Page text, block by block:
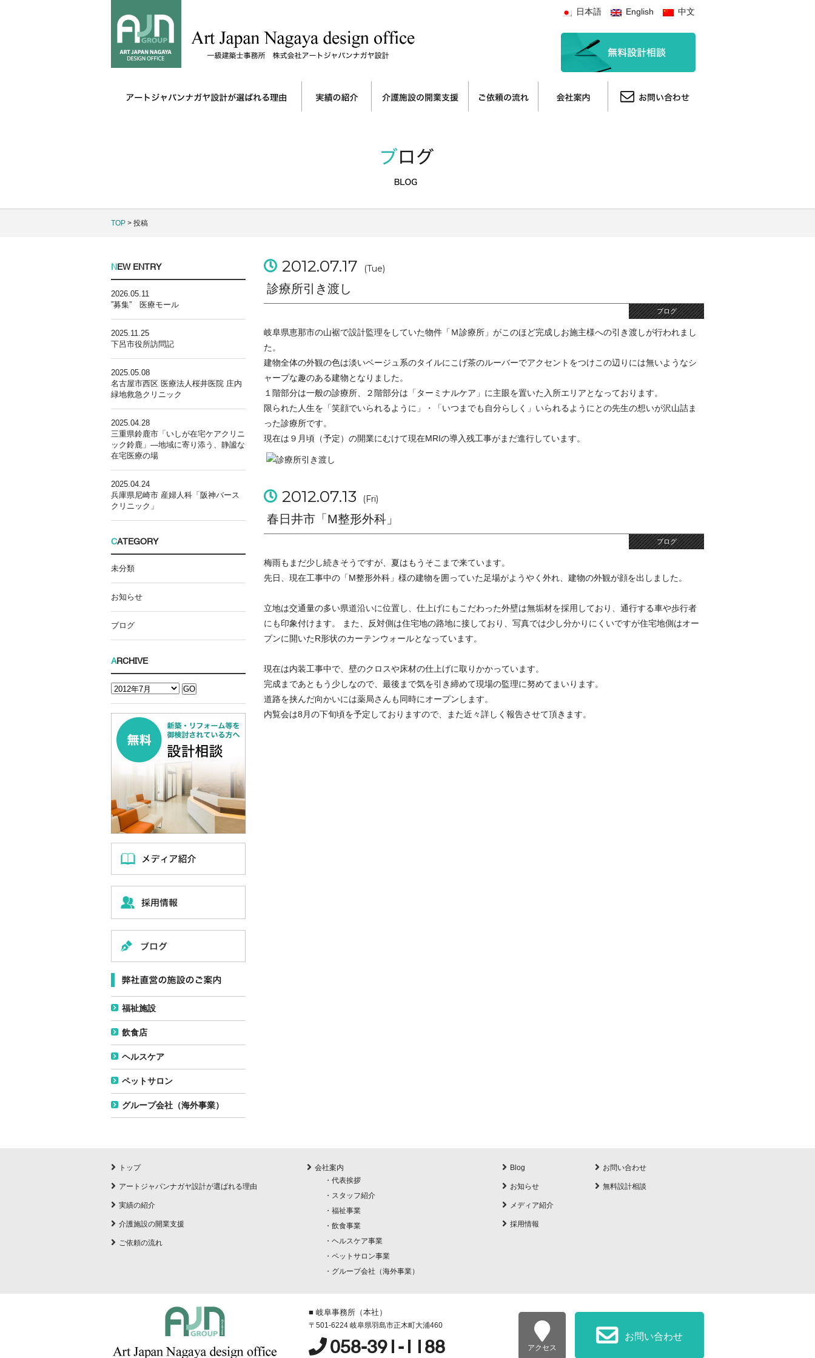
日本語 English 中文
TOP > 投稿
2012.07.17 (Tue)
診療所引き渡し
ブログ
岐阜県恵那市の山裾で設計監理をしていた物件「Ｍ診療所」がこのほど完成しお施主様への引き渡しが行われまし
た。
建物全体の外観の色は淡いベージュ系のタイルにこげ茶のルーバーでアクセントをつけこの辺りには無いようなシ
ャープな趣のある建物となりました。
１階部分は一般の診療所、２階部分は「ターミナルケア」に主眼を置いた入所エリアとなっております。
限られた人生を「笑顔でいられるように」・「いつまでも自分らしく」いられるようにとの先生の想いが沢山詰ま
った診療所です。
現在は９月頃（予定）の開業にむけて現在MRIの導入残工事がまだ進行しています。
2012.07.13 (Fri)
春日井市「M整形外科」
ブログ
梅雨もまだ少し続きそうですが、夏はもうそこまで来ています。
先日、現在工事中の「M整形外科」様の建物を囲っていた足場がようやく外れ、建物の外観が顔を出しました。
立地は交通量の多い県道沿いに位置し、仕上げにもこだわった外壁は無垢材を採用しており、通行する車や歩行者
にも印象付けます。 また、反対側は住宅地の路地に接しており、写真では少し分かりにくいですが住宅地側はオー
プンに開いたR形状のカーテンウォールとなっています。
現在は内装工事中で、壁のクロスや床材の仕上げに取りかかっています。
完成まであともう少しなので、最後まで気を引き締めて現場の監理に努めてまいります。
道路を挟んだ向かいには薬局さんも同時にオープンします。
内覧会は8月の下旬頃を予定しておりますので、また近々詳しく報告させて頂きます。
NEW ENTRY
2026.05.11
”募集” 医療モール
2025.11.25
下呂市役所訪問記
2025.05.08
名古屋市西区 医療法人桜井医院 庄内
緑地救急クリニック
2025.04.28
三重県鈴鹿市「いしが在宅ケアクリニ
ック鈴鹿」―地域に寄り添う、静謐な
在宅医療の場
2025.04.24
兵庫県尼崎市 産婦人科「阪神バース
クリニック」
CATEGORY
未分類
お知らせ
ブログ
ARCHIVE
福祉施設
飲食店
ヘルスケア
ペットサロン
グループ会社（海外事業）
トップ
アートジャパンナガヤ設計が選ばれる理由
実績の紹介
介護施設の開業支援
ご依頼の流れ
会社案内
・ 代表挨拶
・ スタッフ紹介
・ 福祉事業
・ 飲食事業
・ ヘルスケア事業
・ ペットサロン事業
・ グループ会社（海外事業）
Blog
お知らせ
メディア紹介
採用情報
お問い合わせ
無料設計相談
■ 岐阜事務所（本社）
〒501-6224 岐阜県羽島市正木町大浦460
058-391-1188 アクセス
お問い合わせ